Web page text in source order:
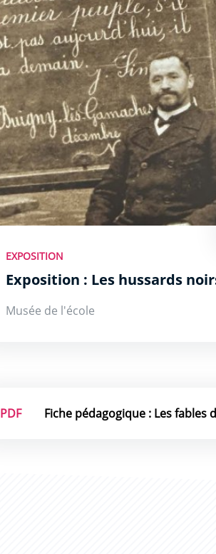
EXPOSITION
Exposition : Les hussards
Musée de l'école
PDF